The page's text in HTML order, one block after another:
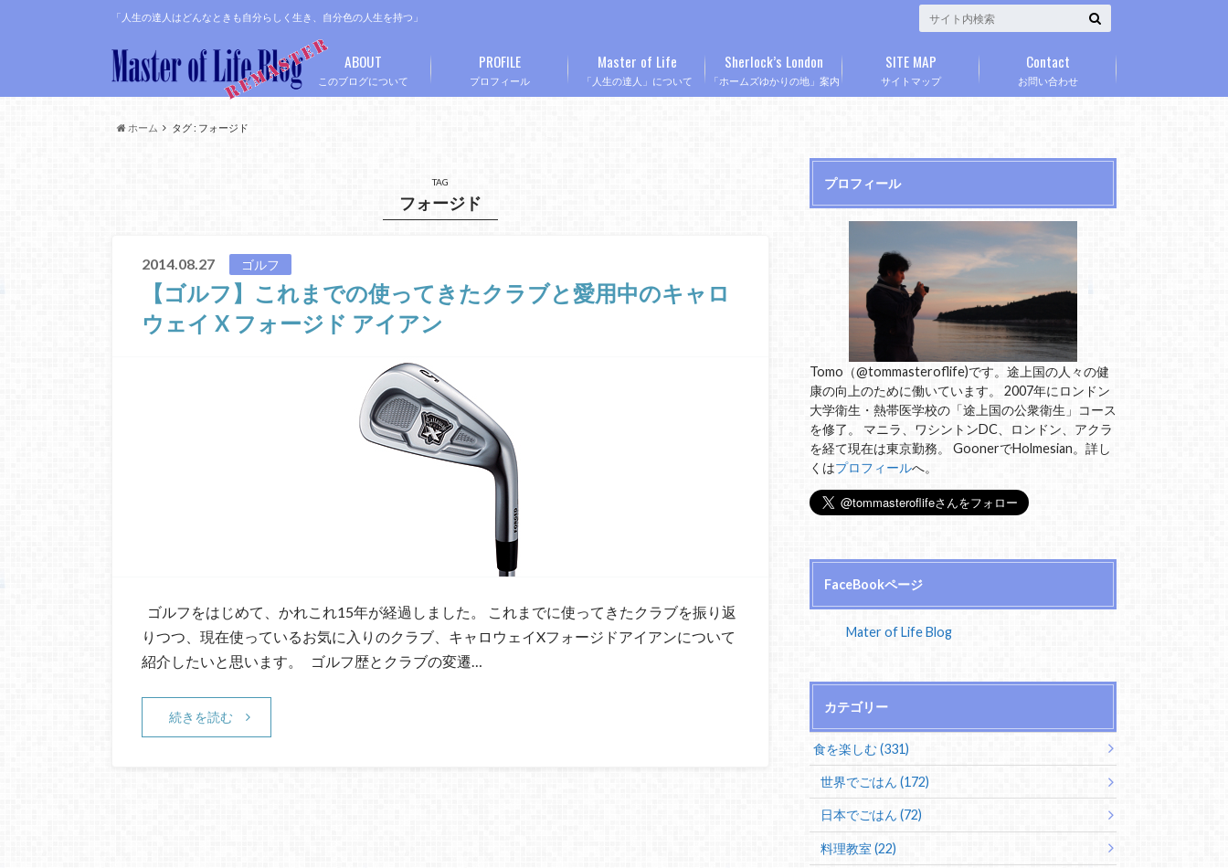
「人生の達人はどんなときも自分らしく生き、自分色の人生を持つ」
このブログについて
ABOUT
プロフィール
PROFILE
「人生の達人」について
Master of Life
「ホームズゆかりの地」案内
Sherlock’s London
サイトマップ
SITE MAP
お問い合わせ
Contact
ホーム タグ : フォージド
TAG
フォージド
2014.08.27 ゴルフ
【ゴルフ】これまでの使ってきたクラブと愛用中のキャロ
ウェイ X フォージド アイアン
ゴルフをはじめて、かれこれ15年が経過しました。 これまでに使ってきたクラブを振り返
りつつ、現在使っているお気に入りのクラブ、キャロウェイXフォージドアイアンについて
紹介したいと思います。 ゴルフ歴とクラブの変遷…
続きを読む
プロフィール
Tomo（@tommasteroflife)です。途上国の人々の健
康の向上のために働いています。 2007年にロンドン
大学衛生・熱帯医学校の「途上国の公衆衛生」コース
を修了。 マニラ、ワシントンDC、ロンドン、アクラ
を経て現在は東京勤務。 GoonerでHolmesian。詳し
くはプロフィールへ。
FaceBookページ
Mater of Life Blog
カテゴリー
食を楽しむ (331)
世界でごはん (172)
日本でごはん (72)
料理教室 (22)